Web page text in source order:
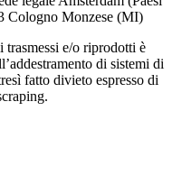
Cologno Monzese (MI)
trasmessi e/o riprodotti è
di sistemi di
fatto divieto espresso di